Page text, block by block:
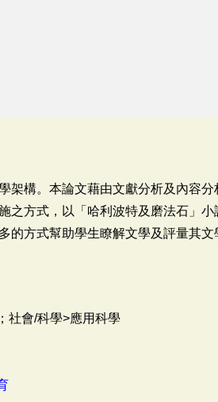
架構。本論文藉由文獻分析及內容
之方式，以「哈利波特及磨法石」
的方式幫助學生瞭解文學及評量其文
社會/科學>應用科學